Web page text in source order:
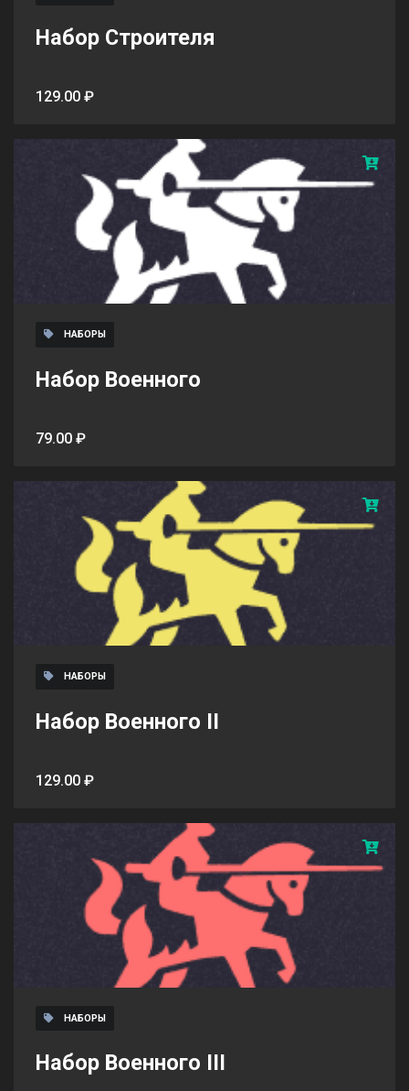
Набор Строителя
129.00 ₽
НАБОРЫ
Набор Военного
79.00 ₽
НАБОРЫ
Набор Военного II
129.00 ₽
НАБОРЫ
Набор Военного III